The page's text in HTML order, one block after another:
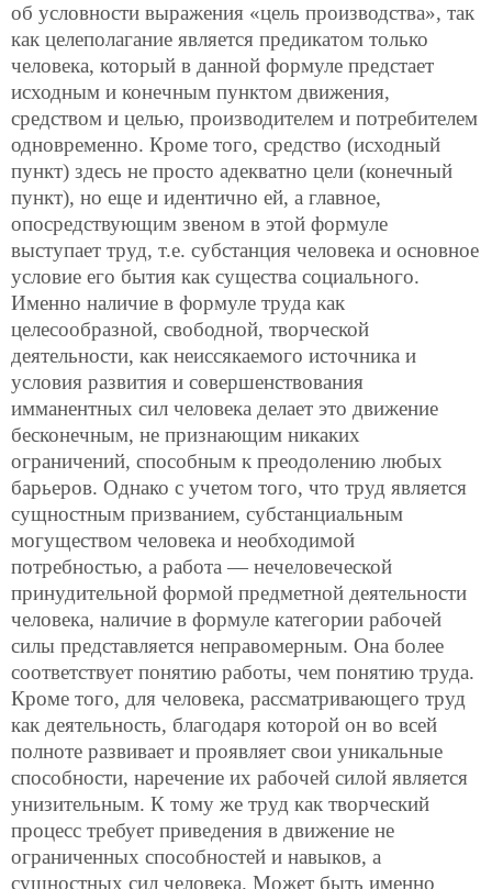
об условности выражения «цель производства», так
как целеполагание является предикатом только
человека, который в данной формуле предстает
исходным и конечным пунктом движения,
средством и целью, производителем и потребителем
одновременно. Кроме того, средство (исходный
пункт) здесь не просто адекватно цели (конечный
пункт), но еще и идентично ей, а главное,
опосредствующим звеном в этой формуле
выступает труд, т.е. субстанция человека и основное
условие его бытия как существа социального.
Именно наличие в формуле труда как
целесообразной, свободной, творческой
деятельности, как неиссякаемого источника и
условия развития и совершенствования
имманентных сил человека делает это движение
бесконечным, не признающим никаких
ограничений, способным к преодолению любых
барьеров. Однако с учетом того, что труд является
сущностным призванием, субстанциальным
могуществом человека и необходимой
потребностью, а работа — нечеловеческой
принудительной формой предметной деятельности
человека, наличие в формуле категории рабочей
силы представляется неправомерным. Она более
соответствует понятию работы, чем понятию труда.
Кроме того, для человека, рассматривающего труд
как деятельность, благодаря которой он во всей
полноте развивает и проявляет свои уникальные
способности, наречение их рабочей силой является
унизительным. К тому же труд как творческий
процесс требует приведения в движение не
ограниченных способностей и навыков, а
сущностных сил человека. Может быть именно